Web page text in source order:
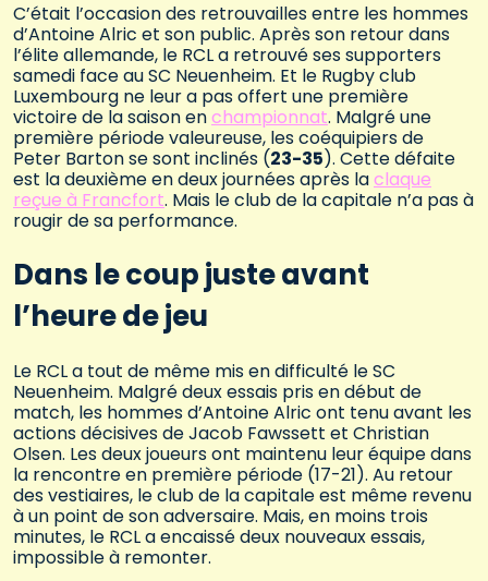
C’était l’occasion des retrouvailles entre les hommes
d’Antoine Alric et son public. Après son retour dans
l’élite allemande, le RCL a retrouvé ses supporters
samedi face au SC Neuenheim. Et le Rugby club
Luxembourg ne leur a pas offert une première
victoire de la saison enchampionnat. Malgré une
première période valeureuse, les coéquipiers de
Peter Barton se sont inclinés (23-35). Cette défaite
est la deuxième en deux journées après laclaque
reçue à Francfort. Mais le club de la capitale n’a pas à
rougir de sa performance.
Dans le coup juste avant
l’heure de jeu
Le RCL a tout de même mis en difficulté le SC
Neuenheim. Malgré deux essais pris en début de
match, les hommes d’Antoine Alric ont tenu avant les
actions décisives de Jacob Fawssett et Christian
Olsen. Les deux joueurs ont maintenu leur équipe dans
la rencontre en première période (17-21). Au retour
des vestiaires, le club de la capitale est même revenu
à un point de son adversaire. Mais, en moins trois
minutes, le RCL a encaissé deux nouveaux essais,
impossible à remonter.